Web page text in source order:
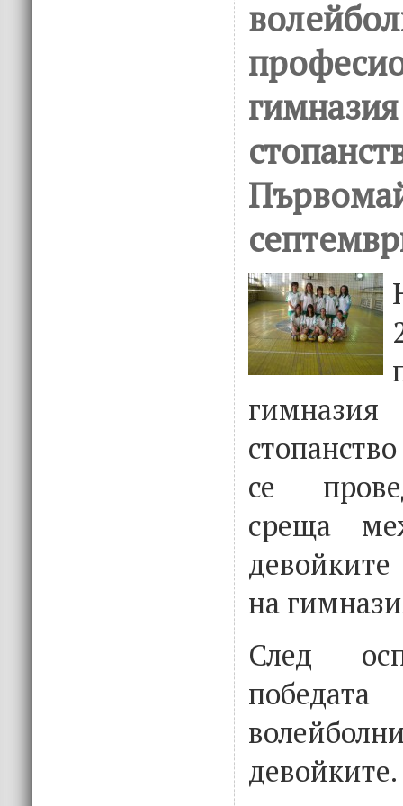
се
среща
на
След
девойките.